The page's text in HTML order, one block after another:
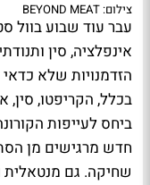
צילום: BEYOND MEAT
עבר עוד שבוע בוול
אינפלציה, סין
הזדמנויות שלא
בכלל, הקריפטו,
ביחס לעייפות
חדש מרגישים מן
שחיקה. גם מנטאלית